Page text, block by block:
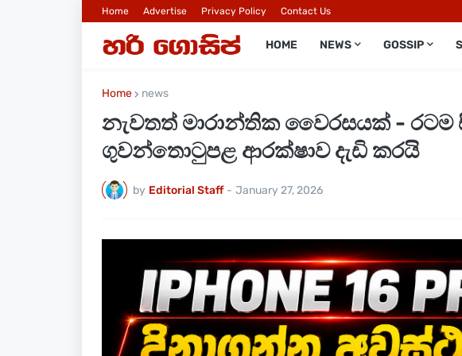
Home Advertise Privacy Policy Contact Us
HOME NEWS GOSSIP
Home news
නැවතත් මාරාන්තික වෛරසයක් -
ගුවන්තොටුපළ ආරක්ෂාව දැඩි කරයි
by Editorial Staff - January 27, 2026